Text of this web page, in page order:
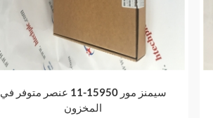
سيمنز مور 15950-11 عنصر متوفر في
المخزون